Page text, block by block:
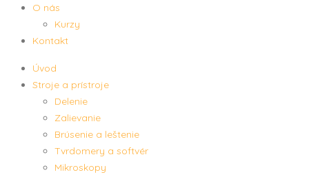
O nás
Kurzy
Kontakt
Úvod
Stroje a prístroje
Delenie
Zalievanie
Brúsenie a leštenie
Tvrdomery a softvér
Mikroskopy